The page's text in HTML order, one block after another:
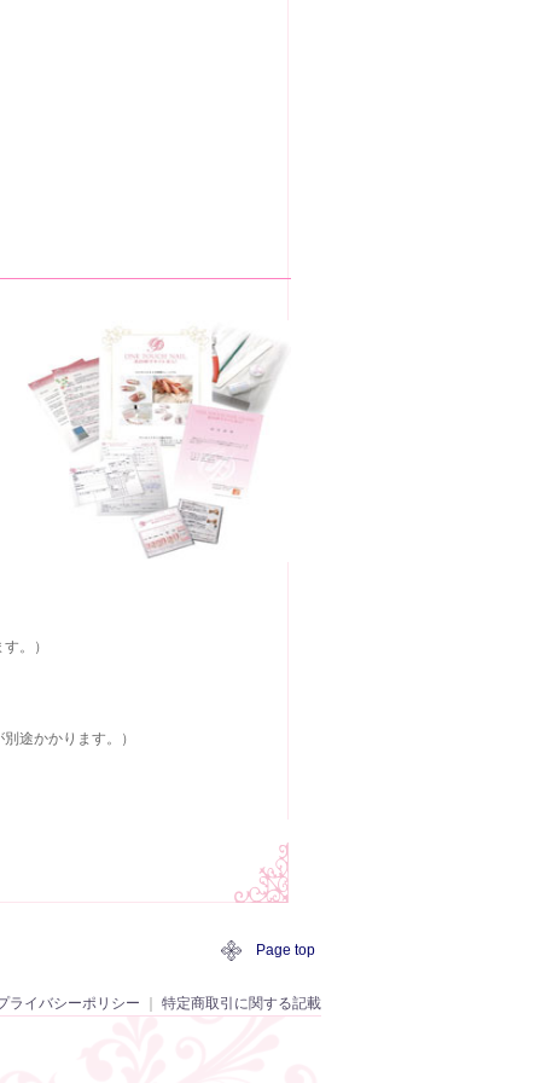
。）
途かかります。）
Page top
ライバシーポリシー 特定商取引に関する記載